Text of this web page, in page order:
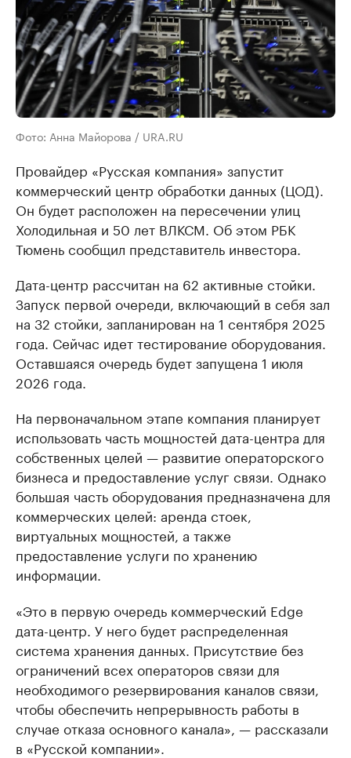
Фото: Анна Майорова / URA.RU
Провайдер «Русская компания» запустит
коммерческий центр обработки данных (ЦОД).
Он будет расположен на пересечении улиц
Холодильная и 50 лет ВЛКСМ. Об этом РБК
Тюмень сообщил представитель инвестора.
Дата-центр рассчитан на 62 активные стойки.
Запуск первой очереди, включающий в себя зал
на 32 стойки, запланирован на 1 сентября 2025
года. Сейчас идет тестирование оборудования.
Оставшаяся очередь будет запущена 1 июля
2026 года.
На первоначальном этапе компания планирует
использовать часть мощностей дата-центра для
собственных целей — развитие операторского
бизнеса и предоставление услуг связи. Однако
большая часть оборудования предназначена для
коммерческих целей: аренда стоек,
виртуальных мощностей, а также
предоставление услуги по хранению
информации.
«Это в первую очередь коммерческий Edge
дата-центр. У него будет распределенная
система хранения данных. Присутствие без
ограничений всех операторов связи для
необходимого резервирования каналов связи,
чтобы обеспечить непрерывность работы в
случае отказа основного канала», — рассказали
в «Русской компании».